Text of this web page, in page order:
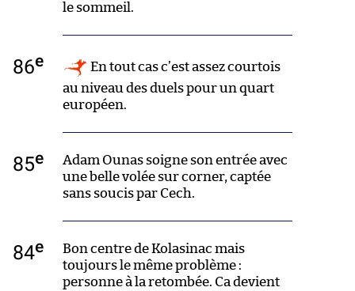
le sommeil.
86e
En tout cas c’est assez courtois
au niveau des duels pour un quart
européen.
85e
Adam Ounas soigne son entrée avec
une belle volée sur corner, captée
sans soucis par Cech.
84e
Bon centre de Kolasinac mais
toujours le même problème :
personne à la retombée. Ca devient